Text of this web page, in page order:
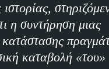
η συντήρηση μιας
κατάστασης
καταβολή «του»